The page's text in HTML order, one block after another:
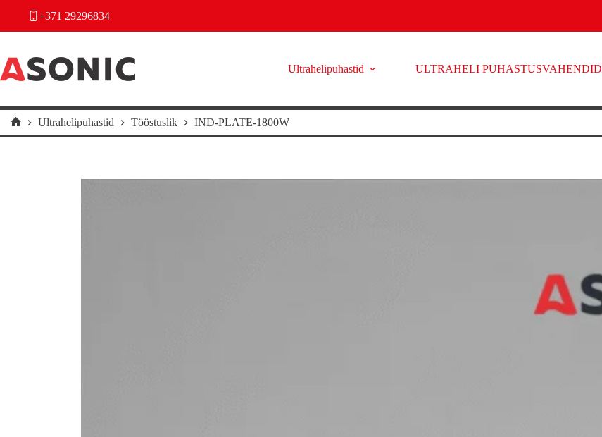
content
+371 29296834
Ultrahelipuhastid ULTRAHELI PUHASTUSVAHENDID
Home
Ultrahelipuhastid Tööstuslik IND-PLATE-1800W